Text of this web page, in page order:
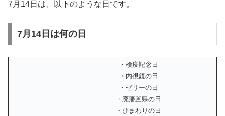
7月14日は、以下のような日です。
7月14日は何の日
・検疫記念日
・内視鏡の日
・ゼリーの日
・廃藩置県の日
・ひまわりの日